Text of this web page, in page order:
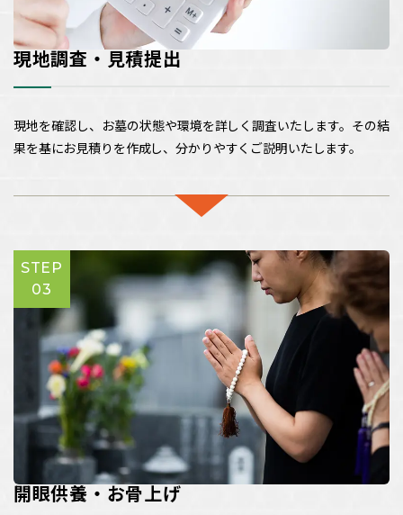
現地調査・見積提出
現地を確認し、お墓の状態や環境を詳しく調査いたします。その結
果を基にお見積りを作成し、分かりやすくご説明いたします。
STEP
03
開眼供養・お骨上げ